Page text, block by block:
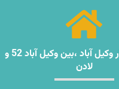
مشهد ، بلوار وکیل آباد ،بین وکیل آباد 52 و
لادن